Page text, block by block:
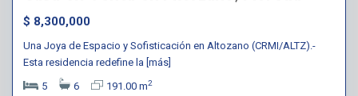
$ 8,300,000
Una Joya de Espacio y Sofisticación en Altozano (CRMI/ALTZ).-
Esta residencia redefine la [más]
5
6 191.00 m2